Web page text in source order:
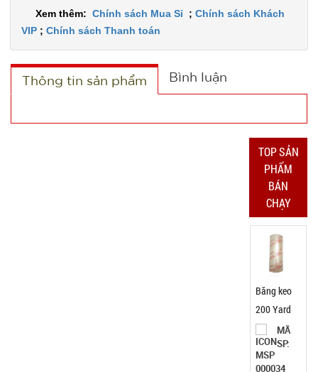
Xem thêm: Chính sách Mua Sỉ ; Chính sách Khách
VIP ; Chính sách Thanh toán
Thông tin sản phẩm Bình luận
TOP SẢN
PHẨM
BÁN
CHẠY
TRONG (MÃ
TÌNH
TRẠNG:
CÒN HÀNG
hành:
Test
Đặt
hàng
Thanh xốp
chặn cửa